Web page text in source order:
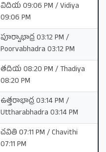
విదియ 09:06 PM / Vidiya
09:06 PM
పూర్వాభాద్ర 03:12 PM /
Poorvabhadra 03:12 PM
తదియ 08:20 PM / Thadiya
08:20 PM
ఉత్తరాభాద్ర 03:14 PM /
Uttharabhadra 03:14 PM
చవితి 07:11 PM / Chavithi
07:11 PM